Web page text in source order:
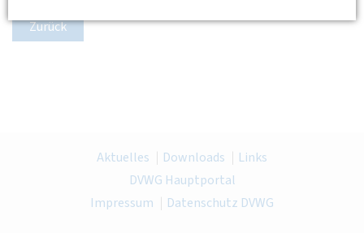
Zurück
Aktuelles Downloads
Links
DVWG Hauptportal
Impressum
Datenschutz DVWG